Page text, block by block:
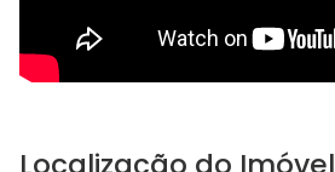
Localização do Imóvel